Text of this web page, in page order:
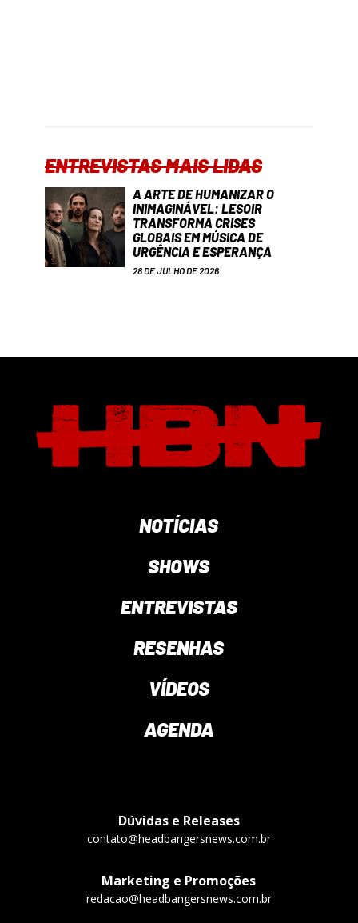
ENTREVISTAS MAIS LIDAS
A ARTE DE HUMANIZAR O
INIMAGINÁVEL: LESOIR
TRANSFORMA CRISES
GLOBAIS EM MÚSICA DE
URGÊNCIA E ESPERANÇA
28 DE JULHO DE 2026
NOTÍCIAS
SHOWS
ENTREVISTAS
RESENHAS
VÍDEOS
AGENDA
Dúvidas e Releases
contato@headbangersnews.com.br
Marketing e Promoções
redacao@headbangersnews.com.br